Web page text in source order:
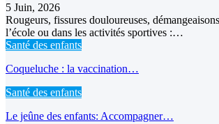
5 Juin, 2026
Rougeurs, fissures douloureuses,
l’école ou dans les activités sportives :…
Santé des enfants
Coqueluche : la vaccination…
Santé des enfants
Le jeûne des enfants: Accompagner…